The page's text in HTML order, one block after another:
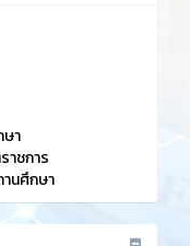
า
าชการ
นศึกษา